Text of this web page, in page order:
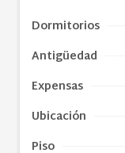
Dormitorios
Antigüedad
Expensas
Ubicación
Piso